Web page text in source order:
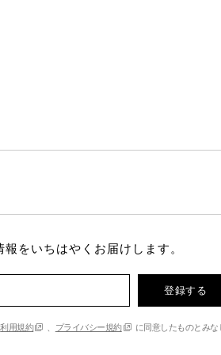
をいちはやくお届けします。
登録する
利用規約 プライバシー規約 に同意したものとみな